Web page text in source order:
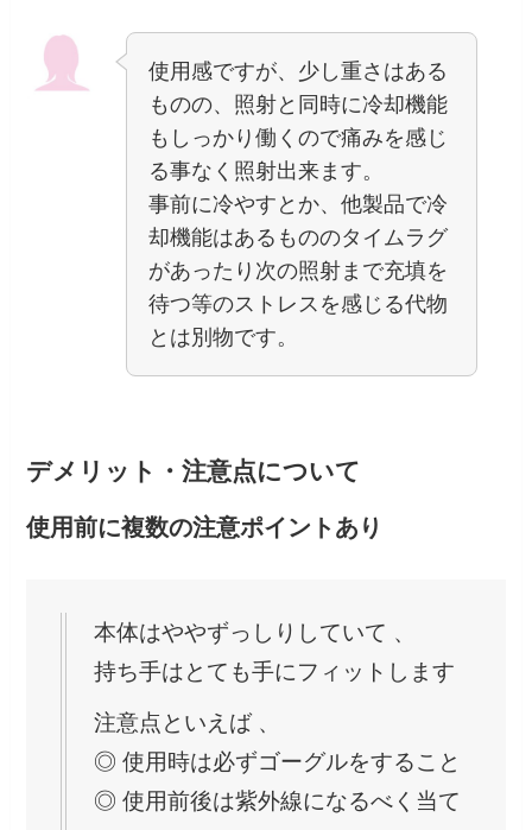
使用感ですが、少し重さはある
ものの、照射と同時に冷却機能
もしっかり働くので痛みを感じ
る事なく照射出来ます。
事前に冷やすとか、他製品で冷
却機能はあるもののタイムラグ
があったり次の照射まで充填を
待つ等のストレスを感じる代物
とは別物です。
デメリット・注意点について
使用前に複数の注意ポイントあり
本体はややずっしりしていて 、
持ち手はとても手にフィットします
注意点といえば 、
◎ 使用時は必ずゴーグルをすること
◎ 使用前後は紫外線になるべく当て